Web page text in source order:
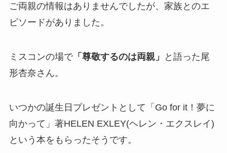
ご両親の情報はありませんでしたが、家族とのエ
ピソードがありました。
ミスコンの場で「尊敬するのは両親」
と語った尾
形杏奈さん。
いつかの誕生日プレゼントとして「 Go for it！夢に
向かって 」著HELEN EXLEY(ヘレン・エクスレイ)
という本をもらったそうです。